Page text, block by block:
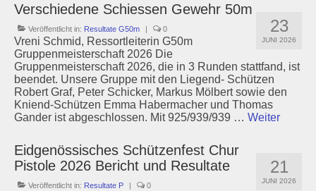
23
JUNI 2026
Verschiedene Schiessen Gewehr 50m
Veröffentlicht in: Resultate G50m | 0
Vreni Schmid, Ressortleiterin G50m
Gruppenmeisterschaft 2026 Die
Gruppenmeisterschaft 2026, die in 3 Runden stattfand, ist
beendet. Unsere Gruppe mit den Liegend- Schützen
Robert Graf, Peter Schicker, Markus Mölbert sowie den
Kniend-Schützen Emma Habermacher und Thomas
Gander ist abgeschlossen. Mit 925/939/939 … Weiter
21
JUNI 2026
Eidgenössisches Schützenfest Chur
Pistole 2026 Bericht und Resultate
Veröffentlicht in: Resultate P 0